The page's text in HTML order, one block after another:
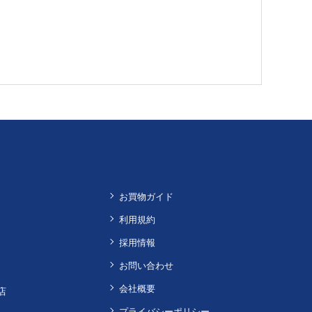
お買物ガイド
利用規約
採用情報
お問い合わせ
会社概要